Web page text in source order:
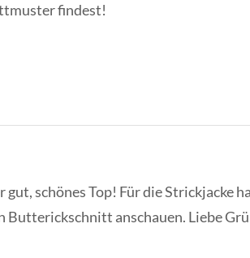
findest!
schönes Top! Für die Strickjacke
Butterickschnitt anschauen. Liebe